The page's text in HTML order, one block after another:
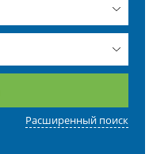
Расширенный поиск